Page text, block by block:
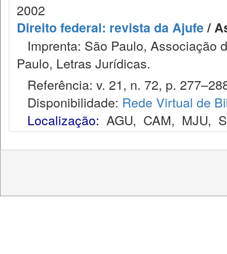
2002
Direito federal: revista da Ajufe/
Imprenta: São Paulo, Associação
Paulo, Letras Jurídicas.
Referência: v. 21, n. 72, p.
Disponibilidade: Rede Virtual de
Localização: AGU, CAM, MJU,